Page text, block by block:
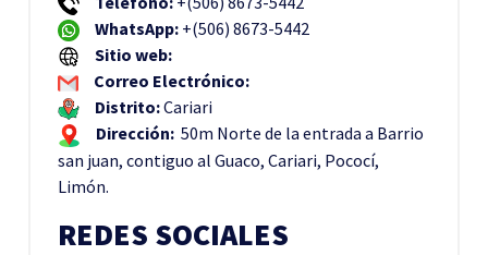
WhatsApp: +(506) 8673-5442
Sitio web:
Correo Electrónico:
Distrito:Cariari
Dirección: 50m Norte de la entrada a Barrio
san juan, contiguo al Guaco, Cariari, Pococí,
Limón.
REDES SOCIALES